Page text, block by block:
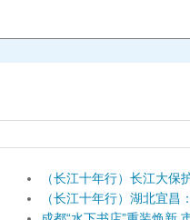
（长江十年行）长江大保
（长江十年行）湖北宜昌